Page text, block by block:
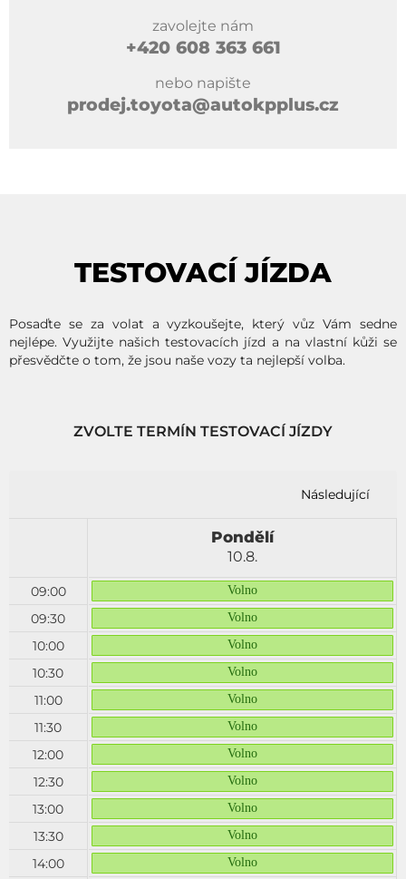
zavolejte nám
+420608 363 661
nebo napište
prodej.toyota@autokpplus.cz
TESTOVACÍ JÍZDA
Posaďte se za volat a vyzkoušejte, který vůz Vám sedne
nejlépe. Využijte našich testovacích jízd a na vlastní kůži se
přesvědčte o tom, že jsou naše vozy ta nejlepší volba.
ZVOLTE TERMÍN TESTOVACÍ JÍZDY
Následující
09:00
09:30
10:00
10:30
11:00
11:30
12:00
12:30
13:00
13:30
14:00
Pondělí
10.8.
Volno
Volno
Volno
Volno
Volno
Volno
Volno
Volno
Volno
Volno
Volno